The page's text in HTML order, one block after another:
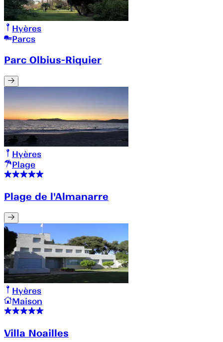
Hyères
Parcs
Parc Olbius-Riquier
Hyères
Plage
Plage de l'Almanarre
Hyères
Maison
Villa Noailles